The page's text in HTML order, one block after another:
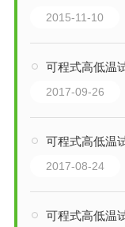
2015-11-10
可程式高低温
2017-09-26
可程式高低温
2017-08-24
可程式高低温试